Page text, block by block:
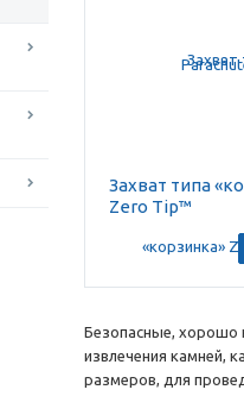
Захват типа
Zero Tip™
Безопасные, хорошо
извлечения камней,
размеров, для